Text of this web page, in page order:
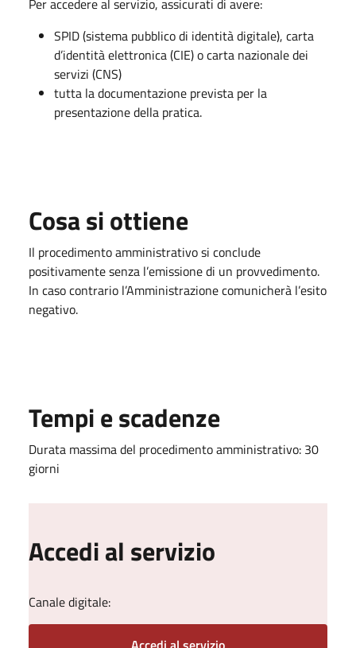
Per accedere al servizio, assicurati di avere:
SPID (sistema pubblico di identità digitale), carta
d’identità elettronica (CIE) o carta nazionale dei
servizi (CNS)
tutta la documentazione prevista per la
presentazione della pratica.
Cosa si ottiene
Il procedimento amministrativo si conclude
positivamente senza l’emissione di un provvedimento.
In caso contrario l’Amministrazione comunicherà l’esito
negativo.
Tempi e scadenze
Durata massima del procedimento amministrativo: 30
giorni
Accedi al servizio
Canale digitale: